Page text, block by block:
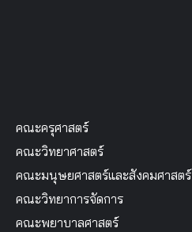
คณะครุศาสตร์
คณะวิทยาศาสตร์
คณะมนุษยศาสตร์และสังคมศาสตร์
คณะวิทยาการจัดการ
คณะพยาบาลศาสตร์